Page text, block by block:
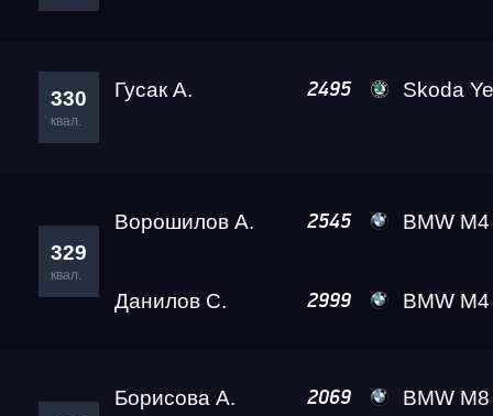
330
квал.
Гусак А. 2495 Skoda
329
квал.
Ворошилов А. 2545 BMW M4
Данилов С. 2999 BMW M4
Борисова А. 2069 BMW M8 Gran Coupe